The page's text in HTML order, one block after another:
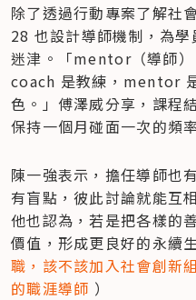
除了透過行動專案了解社
28 也設計導師機制，為
迷津。「mentor（導師）
coach 是教練，mentor
色。」傅澤威分享，課程
保持一個月碰面一次的頻
陳一強表示，擔任導師也
有盲點，彼此討論就能互
他也認為，若是把各樣的
價值，形成更良好的永續
職，該不該加入社會創新
的職涯導師 ）